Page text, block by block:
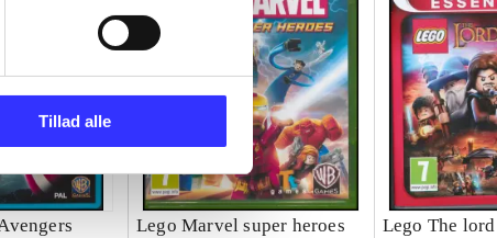
Tillad alle
Lego Marvel super heroes
Lego The